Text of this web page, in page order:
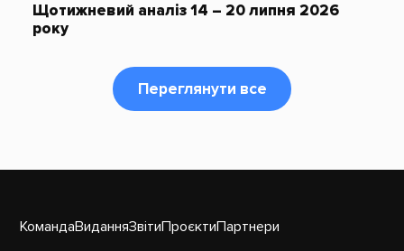
Щотижневий аналіз 14 – 20 липня 2026
року
Переглянути все
КомандаВиданняЗвітиПроєктиПартнери